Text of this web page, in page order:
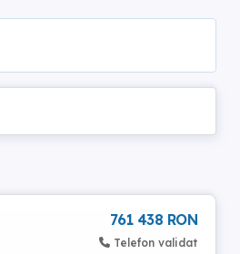
761 438 RON
Telefon validat